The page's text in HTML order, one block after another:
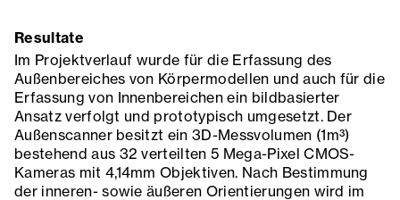
Resultate
Im Projektverlauf wurde für die Erfassung des
Außenbereiches von Körpermodellen und auch für die
Erfassung von Innenbereichen ein bildbasierter
Ansatz verfolgt und prototypisch umgesetzt. Der
Außenscanner besitzt ein 3D-Messvolumen (1m³)
bestehend aus 32 verteilten 5 Mega-Pixel CMOS-
Kameras mit 4,14mm Objektiven. Nach Bestimmung
der inneren- sowie äußeren Orientierungen wird im